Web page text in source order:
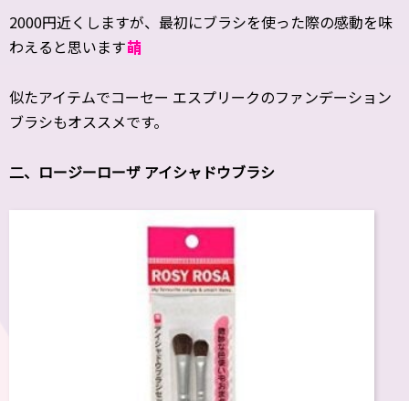
2000円近くしますが、最初にブラシを使った際の感動を味
わえると思います
似たアイテムでコーセー エスプリークのファンデーション
ブラシもオススメです。
二、ロージーローザ アイシャドウブラシ